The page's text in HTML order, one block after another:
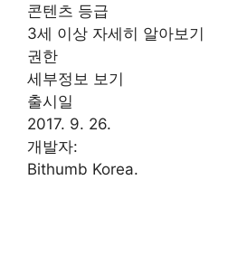
콘텐츠 등급
3세 이상 자세히 알아보기
권한
세부정보 보기
출시일
2017. 9. 26.
개발자:
Bithumb Korea.